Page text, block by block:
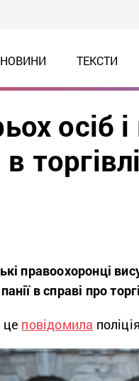
НОВИНИ ТЕКСТИ
осіб
правоохоронці
в справі про
повідомила